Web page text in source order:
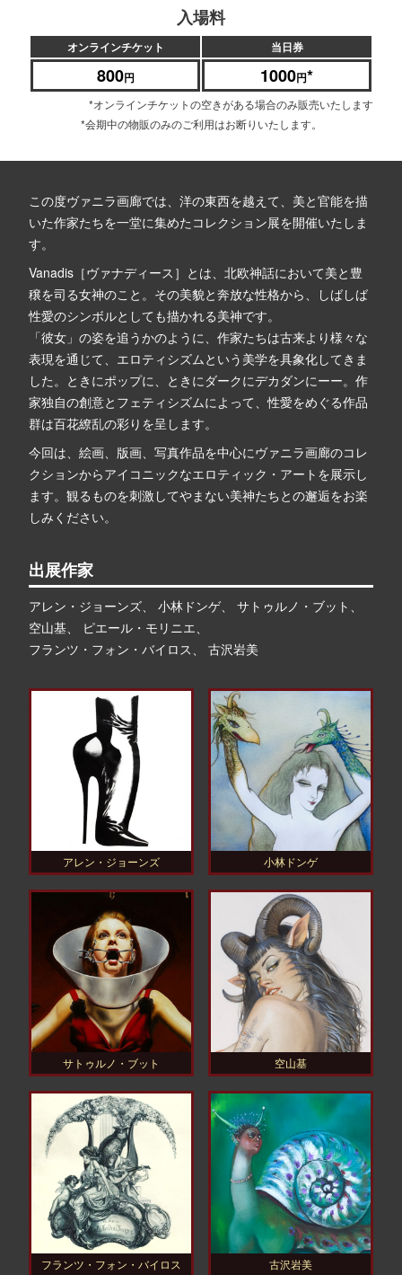
入場料
オンラインチケット 当日券
800円 1000円*
*オンラインチケットの空きがある場合のみ販売いたします
*会期中の物販のみのご利用はお断りいたします。
この度ヴァニラ画廊では、洋の東西を越えて、美と官能を描
いた作家たちを一堂に集めたコレクション展を開催いたしま
す。
Vanadis［ヴァナディース］とは、北欧神話において美と豊
穣を司る女神のこと。その美貌と奔放な性格から、しばしば
性愛のシンボルとしても描かれる美神です。
「彼女」の姿を追うかのように、作家たちは古来より様々な
表現を通じて、エロティシズムという美学を具象化してきま
した。ときにポップに、ときにダークにデカダンにーー。作
家独自の創意とフェティシズムによって、性愛をめぐる作品
群は百花繚乱の彩りを呈します。
今回は、絵画、版画、写真作品を中心にヴァニラ画廊のコレ
クションからアイコニックなエロティック・アートを展示し
ます。観るものを刺激してやまない美神たちとの邂逅をお楽
しみください。
出展作家
アレン・ジョーンズ、
小林ドンゲ、
サトゥルノ・ブット、
空山基、
ピエール・モリニエ、
フランツ・フォン・バイロス、
古沢岩美
アレン・ジョーンズ 小林ドンゲ
サトゥルノ・ブット 空山基
フランツ・フォン・バイロス 古沢岩美